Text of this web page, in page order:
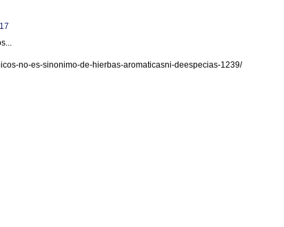
no-es-sinonimo-de-hierbas-aromaticasni-deespecias-1239/